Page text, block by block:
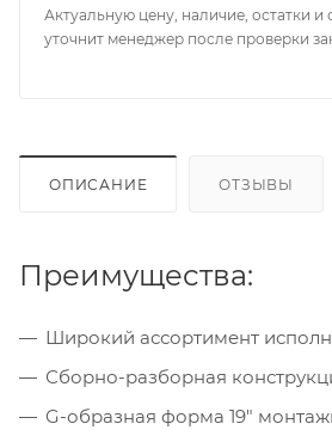
Актуальную цену, наличие, остатки и
уточнит менеджер после проверки
ОПИСАНИЕ ОТЗЫВЫ
Преимущества:
Широкий ассортимент
Сборно-разборная
G-образная форма 19"